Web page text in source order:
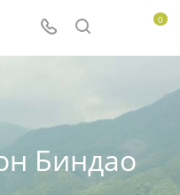
0
Биндао